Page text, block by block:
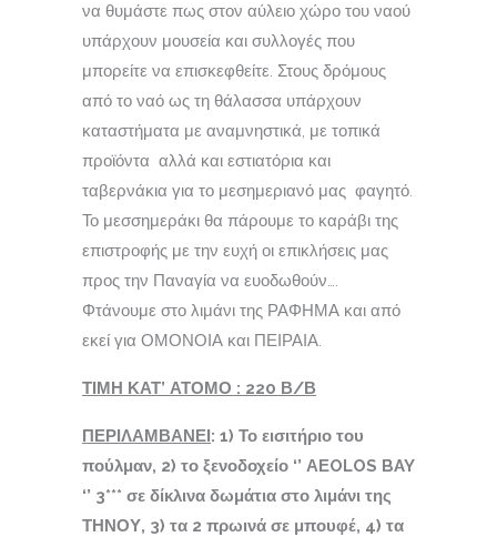
να θυμάστε πως στον αύλειο χώρο του ναού
υπάρχουν μουσεία και συλλογές που
μπορείτε να επισκεφθείτε. Στους δρόμους
από το ναό ως τη θάλασσα υπάρχουν
καταστήματα με αναμνηστικά, με τοπικά
προϊόντα αλλά και εστιατόρια και
ταβερνάκια για το μεσημεριανό μας φαγητό.
Το μεσσημεράκι θα πάρουμε το καράβι της
επιστροφής με την ευχή οι επικλήσεις μας
προς την Παναγία να ευοδωθούν….
Φτάνουμε στο λιμάνι της ΡΑΦΗΜΑ και από
εκεί για ΟΜΟΝΟΙΑ και ΠΕΙΡΑΙΑ.
ΤΙΜΗ ΚΑΤ’ ΑΤΟΜΟ : 220 Β/Β
ΠΕΡΙΛΑΜΒΑΝΕΙ: 1) Το εισιτήριο του
πούλμαν, 2) το ξενοδοχείο ‘’ ΑΕOLOS BAY
‘’ 3*** σε δίκλινα δωμάτια στο λιμάνι της
ΤΗΝΟΥ, 3) τα 2 πρωινά σε μπουφέ, 4) τα